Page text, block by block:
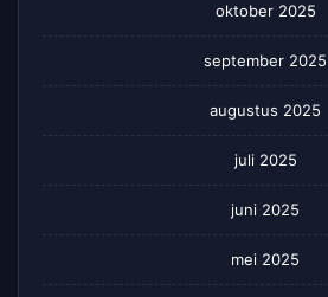
oktober 2025
september 2025
augustus 2025
juli 2025
juni 2025
mei 2025